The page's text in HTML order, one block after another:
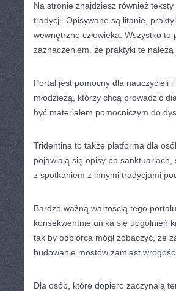
Na stronie znajdziesz również
tradycji. Opisywane są litanie,
wewnętrzne człowieka. Wszystko
zaznaczeniem, że praktyki te
Portal jest pomocny dla nauczycieli
młodzieżą, którzy chcą prowadzić
być materiałem pomocniczym do
Tridentina to także platforma dla
pojawiają się opisy po
z spotkaniem z innymi tradycjami
Bardzo ważną wartością tego
konsekwentnie unika się uogólnień
tak by odbiorca mógł zobaczyć, że
budowanie mostów zamiast
Dla osób, które dopiero zaczynają